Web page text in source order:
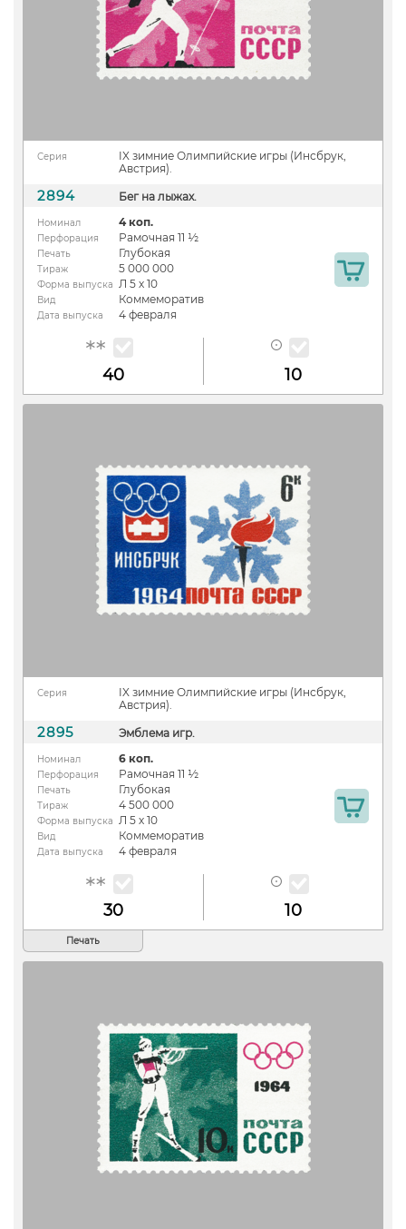
Серия
IX зимние Олимпийские игры (Инсбрук,
Австрия).
2894 Бег на лыжах.
Номинал 4 коп.
Перфорация Рамочная 11 ½
Печать Глубокая
Тираж 5 000 000
Форма выпуска Л 5 х 10
Вид Коммеморатив
Дата выпуска 4 февраля
40 10
Серия
IX зимние Олимпийские игры (Инсбрук,
Австрия).
2895 Эмблема игр.
Номинал 6 коп.
Перфорация Рамочная 11 ½
Печать Глубокая
Тираж 4 500 000
Форма выпуска Л 5 х 10
Вид Коммеморатив
Дата выпуска 4 февраля
30 10
Печать